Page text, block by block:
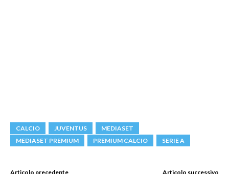
CALCIO JUVENTUS
MEDIASET
MEDIASET PREMIUM
PREMIUM CALCIO SERIE A
Articolo precedente Articolo successivo